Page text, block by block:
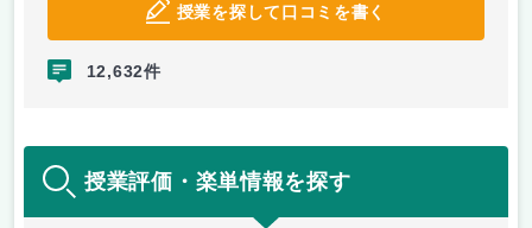
授業を探して口コミを書く
12,632件
授業評価・楽単情報を探す